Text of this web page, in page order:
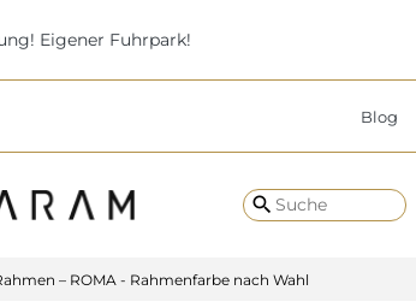
Eigener Fuhrpark!
Blog
search
– ROMA - Rahmenfarbe nach Wahl